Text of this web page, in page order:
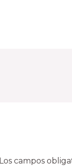
Los campos